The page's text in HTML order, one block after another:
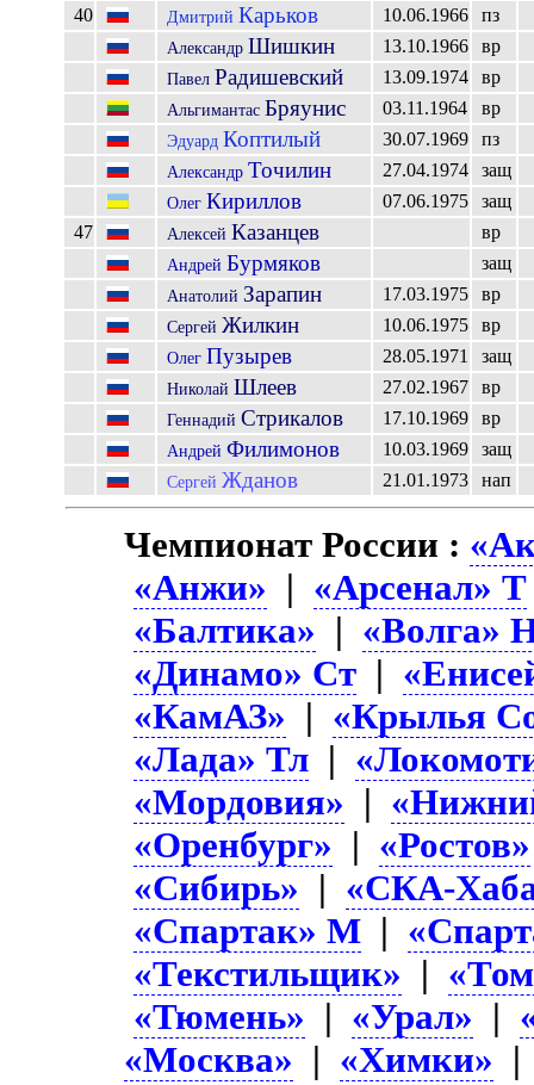
40
Дмитрий Карьков 10.06.1966 пз
Александр Шишкин 13.10.1966 вр
Павел Радишевский 13.09.1974 вр
Альгимантас Бряунис 03.11.1964 вр
Эдуард Коптилый 30.07.1969 пз
Александр Точилин 27.04.1974 защ
Олег Кириллов 07.06.1975
защ
47
Алексей Казанцев вр
Андрей Бурмяков защ
Анатолий Зарапин 17.03.1975 вр
Сергей Жилкин 10.06.1975 вр
Олег Пузырев 28.05.1971 защ
Николай Шлеев 27.02.1967 вр
Геннадий Стрикалов 17.10.1969 вр
Андрей Филимонов 10.03.1969 защ
Сергей Жданов 21.01.1973 нап
Чемпионат России :
«Анжи» | «Арсенал» Т
«Балтика» | «Волга»
«Динамо» Ст |
«КамАЗ» | «Крылья
«Лада» Тл |
«Мордовия» |
«Оренбург» | «Ростов»
«Сибирь» | «СКА-
«Спартак» М |
«Текстильщик» |
«Тюмень» | «Урал» |
«Москва» | «Химки»